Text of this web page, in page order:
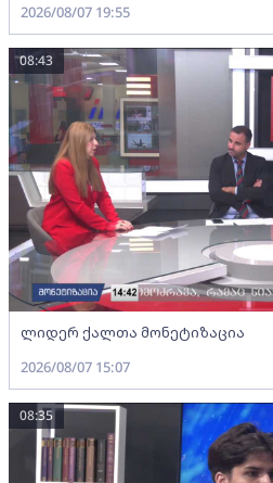
2026/08/07 19:55
ლიდერ ქალთა მონეტიზაცია
08:43
2026/08/07 15:07
08:35